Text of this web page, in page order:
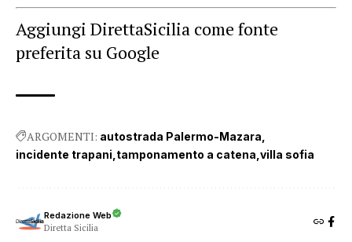
Aggiungi DirettaSicilia come fonte
preferita su Google
ARGOMENTI: autostrada Palermo-Mazara
incidente trapani tamponamento a catena villa sofia
Redazione Web
Diretta Sicilia